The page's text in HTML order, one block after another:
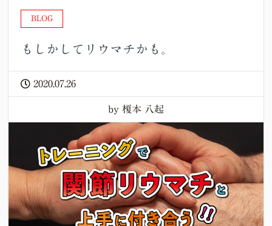
BLOG
もしかしてリウマチかも。
2020.07.26
by 榎本 八起